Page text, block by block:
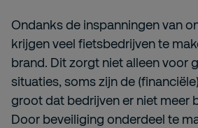
Ondanks de inspanningen van
krijgen veel fietsbedrijven te
brand. Dit zorgt niet alleen voor
situaties, soms zijn de
groot dat bedrijven er niet meer
Door beveiliging onderdeel te